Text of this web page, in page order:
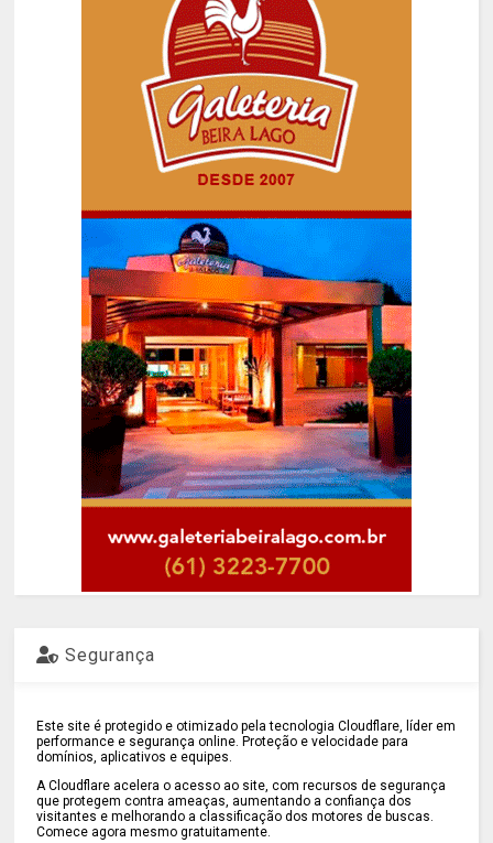
Segurança
Este site é protegido e otimizado pela tecnologia Cloudflare, líder em
performance e segurança online. Proteção e velocidade para
domínios, aplicativos e equipes.
A Cloudflare acelera o acesso ao site, com recursos de segurança
que protegem contra ameaças, aumentando a confiança dos
visitantes e melhorando a classificação dos motores de buscas.
Comece agora mesmo gratuitamente.